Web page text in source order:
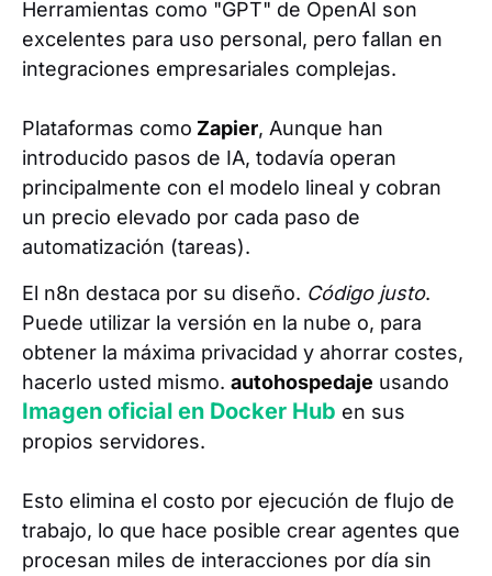
Herramientas como "GPT" de OpenAI son
excelentes para uso personal, pero fallan en
integraciones empresariales complejas.
Plataformas como Zapier, Aunque han
introducido pasos de IA, todavía operan
principalmente con el modelo lineal y cobran
un precio elevado por cada paso de
automatización (tareas).
El n8n destaca por su diseño. Código justo.
Puede utilizar la versión en la nube o, para
obtener la máxima privacidad y ahorrar costes,
hacerlo usted mismo. autohospedaje usando
Imagen oficial en Docker Hub en sus
propios servidores.
Esto elimina el costo por ejecución de flujo de
trabajo, lo que hace posible crear agentes que
procesan miles de interacciones por día sin